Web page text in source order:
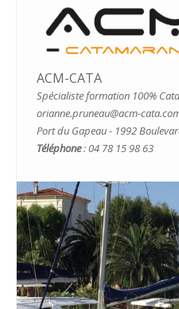
ACM-CATA
Spécialiste formation 100%
orianne.pruneau@acm-
Port du Gapeau - 1992
Téléphone: 04 78 15 98 63